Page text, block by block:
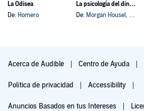
La Odisea
De: Homero
La psicología del dinero
De: Morgan Housel, y otros
Acerca de Audible Centro de Ayuda
Política de privacidad Accessibility
Anuncios Basados en tus Intereses